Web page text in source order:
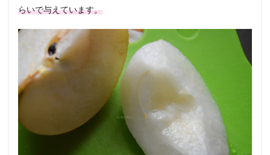
らいで与えています。